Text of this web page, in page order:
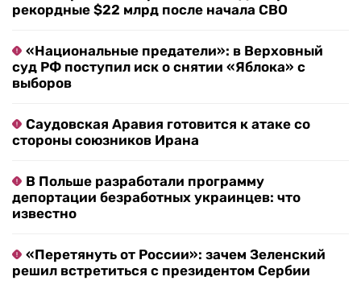
рекордные $22 млрд после начала СВО
«Национальные предатели»: в Верховный
суд РФ поступил иск о снятии «Яблока» с
выборов
Саудовская Аравия готовится к атаке со
стороны союзников Ирана
В Польше разработали программу
депортации безработных украинцев: что
известно
«Перетянуть от России»: зачем Зеленский
решил встретиться с президентом Сербии